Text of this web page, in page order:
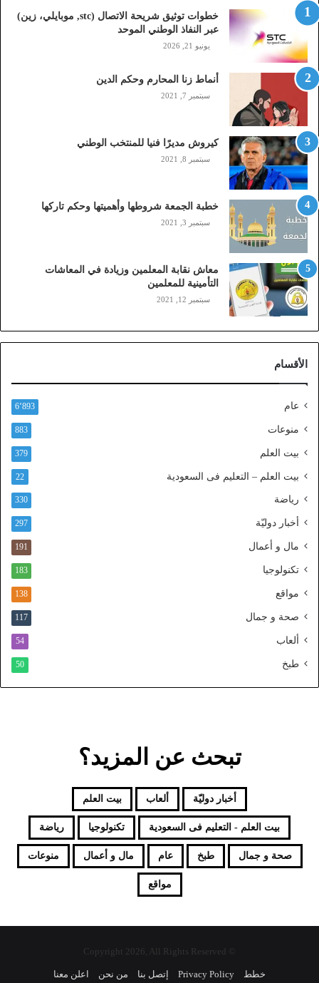
ت
ص
ل
(
s
,
م
و
ب
ا
ي
ل
ي
ز
ي
ن
)
ا
ل
ف
ا
ا
ط
ا
م
و
د
خطوات توثيق شريحة الاتصال (stc, موبايلي، زين)
عبر النفاذ الوطني الموحد
يونيو 21, 2026
أنماط زنا المحارم وحكم الدين
سبتمبر 7, 2021
كيروش مديرًا فنيا للمنتخب الوطني
سبتمبر 8, 2021
خطبة الجمعة شروطها وأهميتها وحكم تاركها
سبتمبر 3, 2021
معاش نقابة المعلمين وزيادة في المعاشات
التأمينية للمعلمين
سبتمبر 12, 2021
الأقسام
عام 6٬893
منوعات 883
بيت العلم 379
بيت العلم – التعليم فى السعودية 22
رياضة 330
أخبار دوليّة 297
مال و أعمال 191
تكنولوجيا 183
مواقع 138
صحة و جمال 117
ألعاب 54
طبخ 50
تبحث عن المزيد؟
أخبار دوليّة ألعاب بيت العلم
بيت العلم - التعليم فى السعودية تكنولوجيا رياضة
صحة و جمال طبخ عام مال و أعمال منوعات
مواقع
خطط Privacy Policy إتصل بنا من نحن اعلن معنا